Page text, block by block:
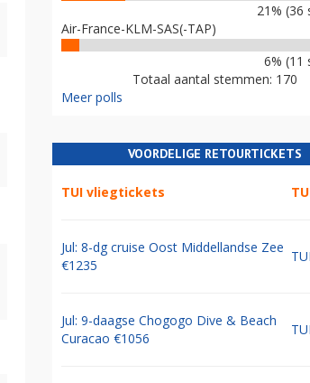
21% (36
Air-France-KLM-SAS(-TAP)
6% (11
Totaal aantal stemmen: 170
Meer polls
VOORDELIGE RETOURTICKETS
TUI vliegtickets
Jul: 8-dg cruise Oost Middellandse Zee
€1235
TUI
Jul: 9-daagse Chogogo Dive & Beach
Curacao €1056
TUI